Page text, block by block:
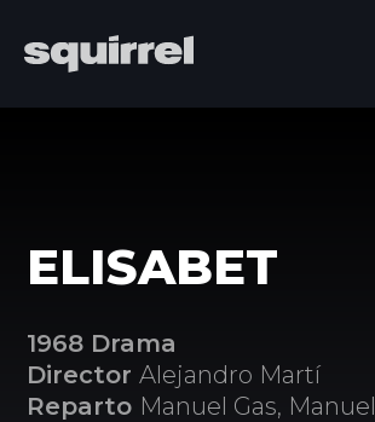
ELISABET
1968 Drama
DirectorAlejandro Martí
Reparto Manuel Gas, Manuel